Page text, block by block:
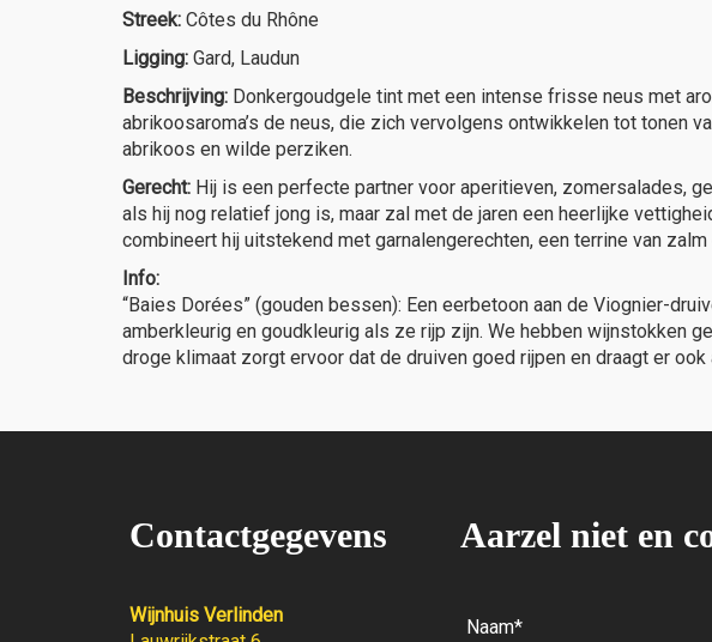
Streek: Côtes du Rhône
Ligging: Gard, Laudun
Beschrijving: Donkergoudgele tint met een intense frisse neus met
abrikoosaroma’s de neus, die zich vervolgens ontwikkelen tot tonen
abrikoos en wilde perziken.
Gerecht: Hij is een perfecte partner voor aperitieven, zomersalades,
als hij nog relatief jong is, maar zal met de jaren een heerlijke
combineert hij uitstekend met garnalengerechten, een terrine van
Info:
“Baies Dorées” (gouden bessen): Een eerbetoon aan de Viognier-
amberkleurig en goudkleurig als ze rijp zijn. We hebben wijnstokken
droge klimaat zorgt ervoor dat de druiven goed rijpen en draagt ​​er
Contactgegevens
Wijnhuis Verlinden
Aarzel niet en